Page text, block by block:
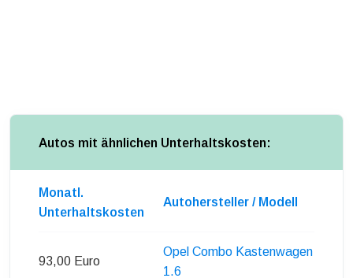
Autos mit ähnlichen Unterhaltskosten:
Monatl.
Unterhaltskosten
Autohersteller / Modell
93,00 Euro
Opel Combo Kastenwagen
1.6